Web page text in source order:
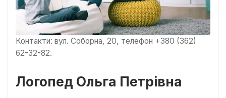
Контакти: вул. Соборна, 20, телефон +380 (362)
62-32-82.
Логопед Ольга Петрівна